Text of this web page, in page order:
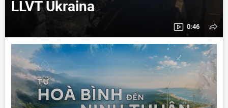
LLVT Ukraina
0:46